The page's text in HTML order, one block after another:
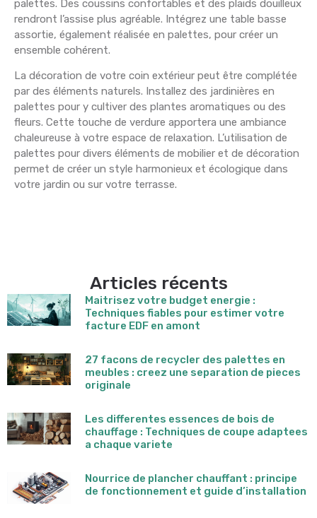
palettes. Des coussins confortables et des plaids douilleux
rendront l’assise plus agréable. Intégrez une table basse
assortie, également réalisée en palettes, pour créer un
ensemble cohérent.
La décoration de votre coin extérieur peut être complétée
par des éléments naturels. Installez des jardinières en
palettes pour y cultiver des plantes aromatiques ou des
fleurs. Cette touche de verdure apportera une ambiance
chaleureuse à votre espace de relaxation. L’utilisation de
palettes pour divers éléments de mobilier et de décoration
permet de créer un style harmonieux et écologique dans
votre jardin ou sur votre terrasse.
Articles récents
Maitrisez votre budget energie :
Techniques fiables pour estimer votre
facture EDF en amont
27 facons de recycler des palettes en
meubles : creez une separation de pieces
originale
Les differentes essences de bois de
chauffage : Techniques de coupe adaptees
a chaque variete
Nourrice de plancher chauffant : principe
de fonctionnement et guide d’installation